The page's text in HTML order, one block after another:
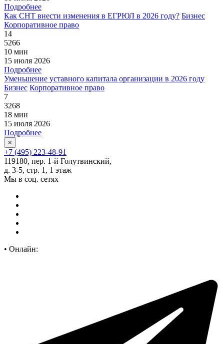
Подробнее
Как СНТ внести изменения в ЕГРЮЛ в 2026 году? Бизнес
Корпоративное право
14
5266
10 мин
15 июля 2026
Подробнее
Уменьшение уставного капитала организации в 2026 году
Бизнес Корпоративное право
7
3268
18 мин
15 июля 2026
Подробнее
×
+7 (495) 223-48-91
119180, пер. 1-й Голутвинский,
д. 3-5, стр. 1, 1 этаж
Мы в соц. сетях
• Онлайн: